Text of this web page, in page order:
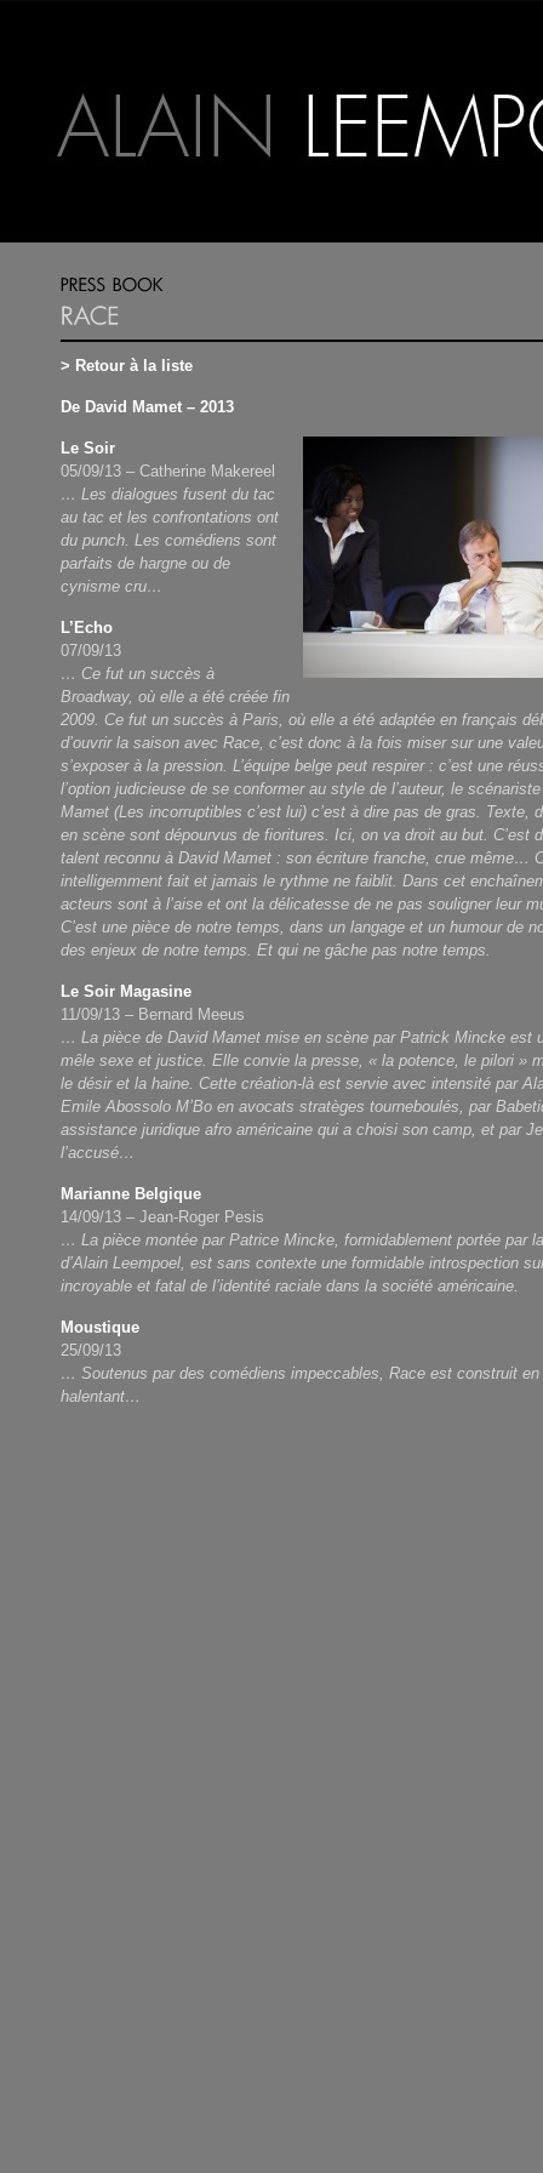
> Retour à la liste
De David Mamet – 2013
Le Soir
05/09/13 – Catherine Makereel
… Les dialogues fusent du tac
au tac et les confrontations ont
du punch. Les comédiens sont
parfaits de hargne ou de
cynisme cru…
L’Echo
07/09/13
… Ce fut un succès à
Broadway, où elle a été créée fin
2009. Ce fut un succès à Paris, où elle a été adaptée en français
d’ouvrir la saison avec Race, c’est donc à la fois miser sur une
s’exposer à la pression. L’équipe belge peut respirer : c’est une
l’option judicieuse de se conformer au style de l’auteur, le
Mamet (Les incorruptibles c’est lui) c’est à dire pas de gras. Texte,
en scène sont dépourvus de fioritures. Ici, on va droit au but. C’est
talent reconnu à David Mamet : son écriture franche, crue même…
intelligemment fait et jamais le rythme ne faiblit. Dans cet
acteurs sont à l’aise et ont la délicatesse de ne pas souligner leur
C’est une pièce de notre temps, dans un langage et un humour de
des enjeux de notre temps. Et qui ne gâche pas notre temps.
Le Soir Magasine
11/09/13 – Bernard Meeus
… La pièce de David Mamet mise en scène par Patrick Mincke est
mêle sexe et justice. Elle convie la presse, « la potence, le pilori »
le désir et la haine. Cette création-là est servie avec intensité par
Emile Abossolo M’Bo en avocats stratèges tourneboulés, par
assistance juridique afro américaine qui a choisi son camp, et par
l’accusé…
Marianne Belgique
14/09/13 – Jean-Roger Pesis
… La pièce montée par Patrice Mincke, formidablement portée par
d’Alain Leempoel, est sans contexte une formidable introspection
incroyable et fatal de l’identité raciale dans la société américaine.
Moustique
25/09/13
… Soutenus par des comédiens impeccables, Race est construit
halentant…